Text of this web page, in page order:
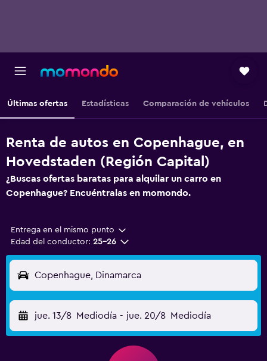
Últimas ofertas Estadísticas Comparación de vehículos
Renta de autos en Copenhague, en
Hovedstaden (Región Capital)
¿Buscas ofertas baratas para alquilar un carro en
Copenhague? Encuéntralas en momondo.
Entrega en el mismo punto
Edad del conductor: 25-26
Copenhague, Dinamarca
jue. 13/8 Mediodía - jue. 20/8 Mediodía